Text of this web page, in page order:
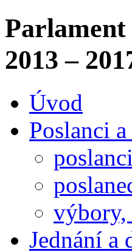
Parlament
2013 –
Úvod
Poslanci
poslanci
výbory,
Jednání a